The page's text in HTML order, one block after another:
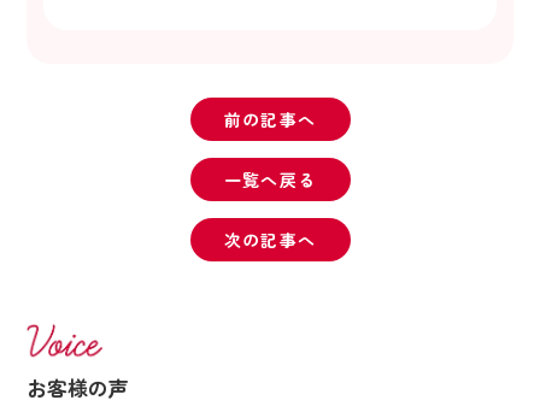
前の記事へ
一覧へ戻る
次の記事へ
お客様の声